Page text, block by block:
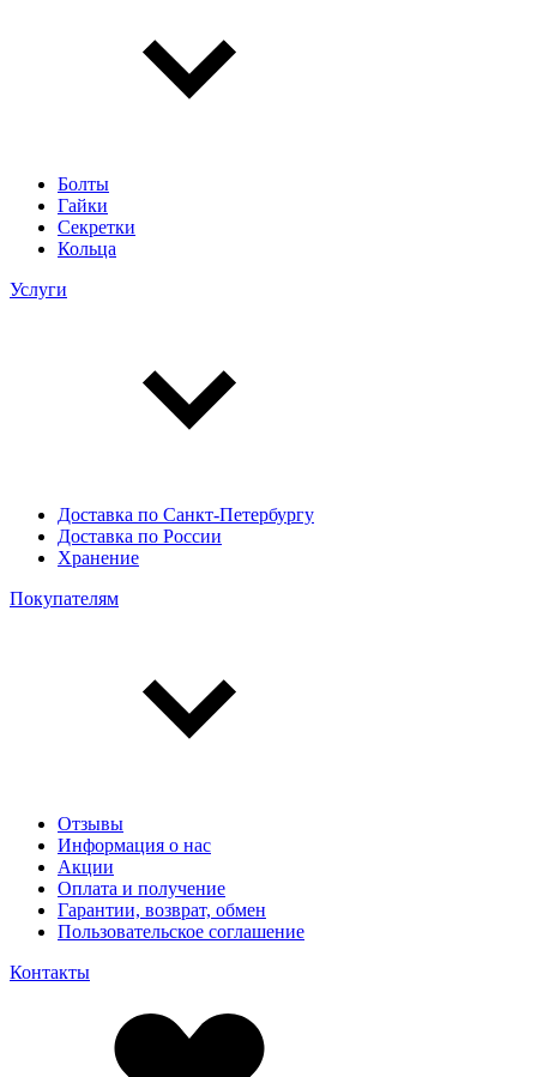
Болты
Гайки
Секретки
Кольца
Услуги
Доставка по Санкт-Петербургу
Доставка по России
Хранение
Покупателям
Отзывы
Информация о нас
Акции
Оплата и получение
Гарантии, возврат, обмен
Пользовательское соглашение
Контакты